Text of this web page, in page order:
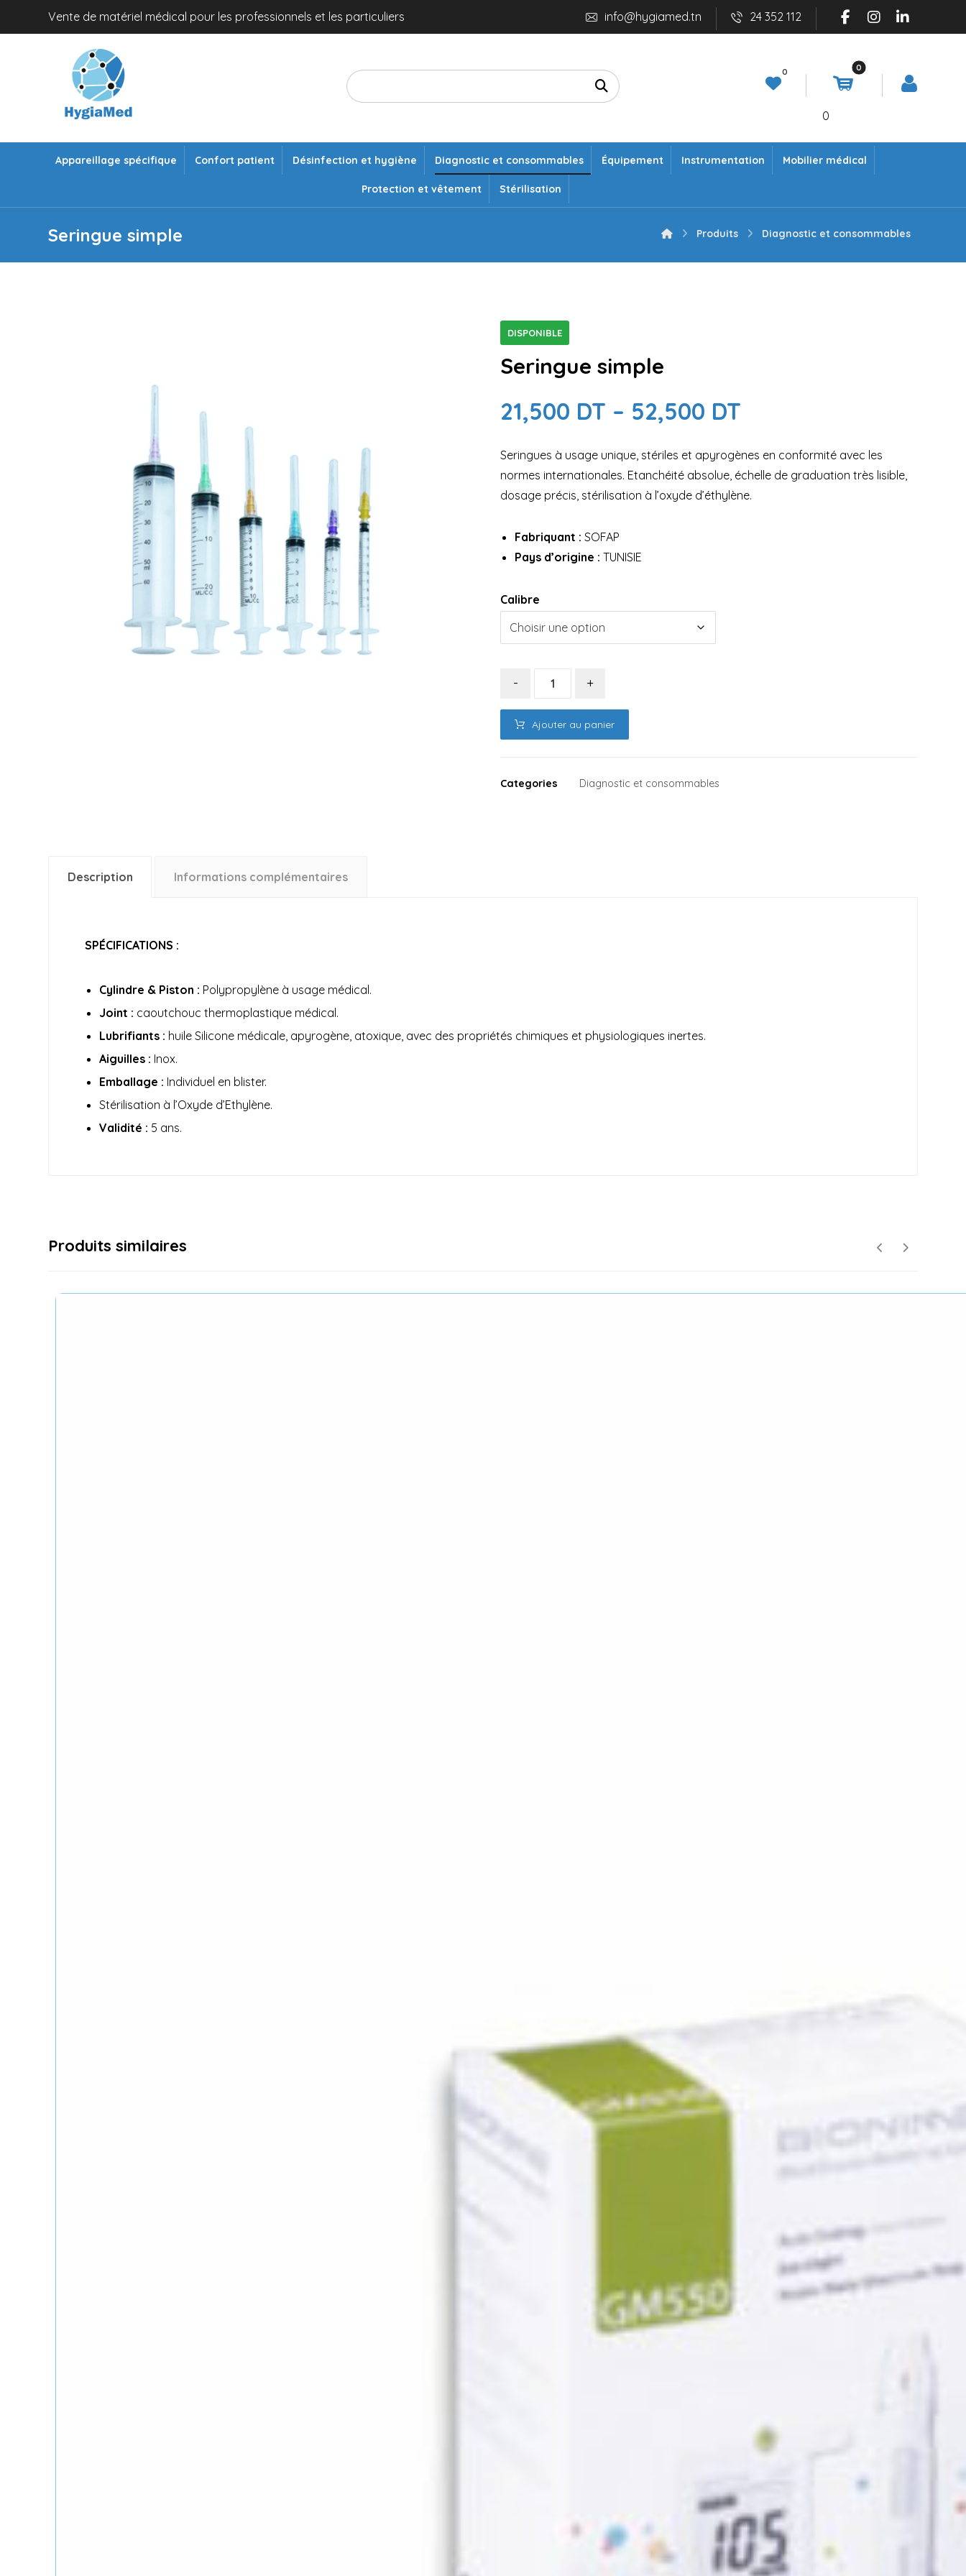
Vente de matériel médical pour les professionnels et les particuliers 24 352 112
info@hygiamed.tn
0
Appareillage spécifique Confort patient Désinfection et hygiène Diagnostic et consommables Équipement Instrumentation Mobilier médical
Protection et vêtement Stérilisation
Seringue simple Produits Diagnostic et consommables
DISPONIBLE
Seringue simple
21,500 DT – 52,500 DT
Seringues à usage unique, stériles et apyrogènes en conformité avec les
normes internationales. Etanchéité absolue, échelle de graduation très lisible,
dosage précis, stérilisation à l’oxyde d’éthylène.
Fabriquant : SOFAP
Pays d’origine : TUNISIE
Calibre
- +
Ajouter au panier
Categories Diagnostic et consommables
Description Informations complémentaires
SPÉCIFICATIONS :
Cylindre & Piston : Polypropylène à usage médical.
Joint : caoutchouc thermoplastique médical.
Lubrifiants : huile Silicone médicale, apyrogène, atoxique, avec des propriétés chimiques et physiologiques inertes.
Aiguilles : Inox.
Emballage : Individuel en blister.
Stérilisation à l’Oxyde d’Ethylène.
Validité : 5 ans.
Produits similaires